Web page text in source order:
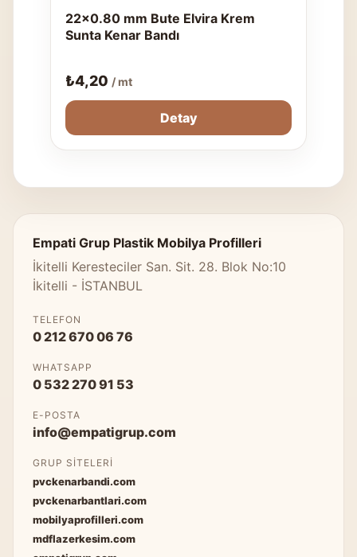
22x0.80 mm Bute Elvira Krem
Sunta Kenar Bandı
₺4,20 / mt
Detay
Empati Grup Plastik Mobilya Profilleri
İkitelli Keresteciler San. Sit. 28. Blok No:10
İkitelli - İSTANBUL
TELEFON
0 212 670 06 76
WHATSAPP
0 532 270 91 53
E-POSTA
info@empatigrup.com
GRUP SITELERI
pvckenarbandi.com
pvckenarbantlari.com
mobilyaprofilleri.com
mdflazerkesim.com